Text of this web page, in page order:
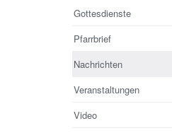
Gottesdienste
Pfarrbrief
Nachrichten
Veranstaltungen
Video